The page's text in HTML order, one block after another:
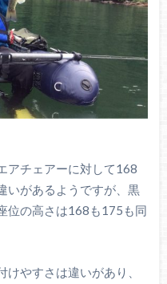
アチェアーに対して168
いがあるようですが、黒
位の高さは168も175も同
やすさは違いがあり、